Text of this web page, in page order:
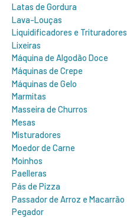
Latas de Gordura
Lava-Louças
Liquidificadores e Trituradores
Lixeiras
Máquina de Algodão Doce
Máquinas de Crepe
Máquinas de Gelo
Marmitas
Masseira de Churros
Mesas
Misturadores
Moedor de Carne
Moinhos
Paelleras
Pás de Pizza
Passador de Arroz e Macarrão
Pegador